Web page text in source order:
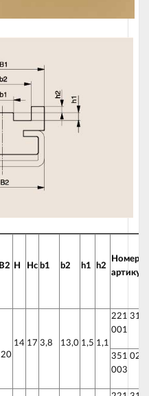
B2 H Hc b1 b2 h1 h2
Номер
20
14 17 3,8 13,0 1,5 1,1
221 310
001
351 020
003